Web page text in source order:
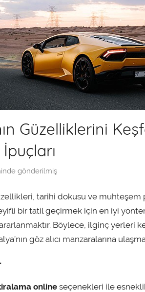
Güzelliklerini
gönderilmiş
m
i
n
tarihi dokusu ve muhteşem
bir tatil geçirmek için en iyi
Böylece, ilginç yerleri
göz alıcı manzaralarına
online seçenekleri ile